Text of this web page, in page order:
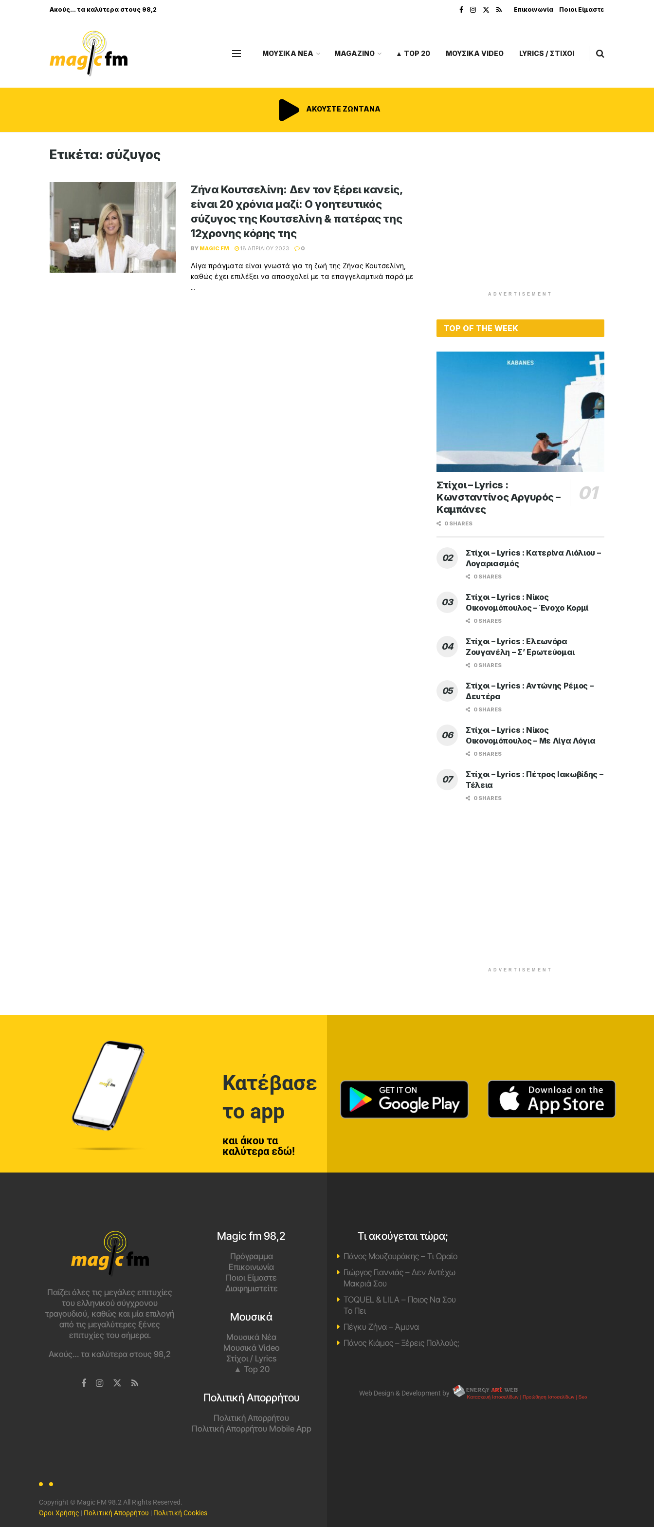
Ακούς... τα καλύτερα στους 98,2 Επικοινωνία Ποιοι Είμαστε
ΜΟΥΣΙΚΑ ΝΕΑ MAGAZINO ▲ TOP 20 ΜΟΥΣΙΚΑ VIDEO LYRICS / ΣΤΙΧΟΙ
ΑΚΟΥΣΤΕ ΖΩΝΤΑΝΑ
Ετικέτα: σύζυγος
Ζήνα Κουτσελίνη: Δεν τον ξέρει κανείς,
είναι 20 χρόνια μαζί: Ο γοητευτικός
σύζυγος της Κουτσελίνη & πατέρας της
12χρονης κόρης της
BY MAGIC FM 18 ΑΠΡΙΛΊΟΥ 2023 0
Λίγα πράγματα είναι γνωστά για τη ζωή της Ζήνας Κουτσελίνη,
καθώς έχει επιλέξει να απασχολεί με τα επαγγελαμτικά παρά με
...
ADVERTISEMENT
TOP OF THE WEEK
Στίχοι – Lyrics :
Κωνσταντίνος Αργυρός –
Καμπάνες
0 SHARES
Στίχοι – Lyrics : Κατερίνα Λιόλιου –
Λογαριασμός
0 SHARES
Στίχοι – Lyrics : Νίκος
Οικονομόπουλος – Ένοχο Κορμί
0 SHARES
Στίχοι – Lyrics : Ελεωνόρα
Ζουγανέλη – Σ’ Ερωτεύομαι
0 SHARES
Στίχοι – Lyrics : Αντώνης Ρέμος –
Δευτέρα
0 SHARES
Στίχοι – Lyrics : Νίκος
Οικονομόπουλος – Με Λίγα Λόγια
0 SHARES
Στίχοι – Lyrics : Πέτρος Ιακωβίδης –
Τέλεια
0 SHARES
ADVERTISEMENT
Κατέβασε
το app
και άκου τα
καλύτερα εδώ!
Παίζει όλες τις μεγάλες επιτυχίες
του ελληνικού σύγχρονου
τραγουδιού, καθώς και μία επιλογή
από τις μεγαλύτερες ξένες
επιτυχίες του σήμερα.
Ακούς… τα καλύτερα στους 98,2
Magic fm 98,2
Πρόγραμμα
Επικοινωνία
Ποιοι Είμαστε
Διαφημιστείτε
Μουσικά
Μουσικά Νέα
Μουσικά Video
Στίχοι / Lyrics
▲ Top 20
Πολιτική Απορρήτου
Πολιτική Απορρήτου
Πολιτική Απορρήτου Mobile App
Copyright © Magic FM 98.2 All Rights Reserved.
Όροι Χρήσης | Πολιτική Απορρήτου | Πολιτική Cookies
Τι ακούγεται τώρα;
Πάνος Μουζουράκης – Τι Ωραίο
Γιώργος Γιαννιάς – Δεν Αντέχω
Μακριά Σου
TOQUEL & LILA – Ποιος Να Σου
Το Πει
Πέγκυ Ζήνα – Άμυνα
Πάνος Κιάμος – Ξέρεις Πολλούς;
Web Design & Development by